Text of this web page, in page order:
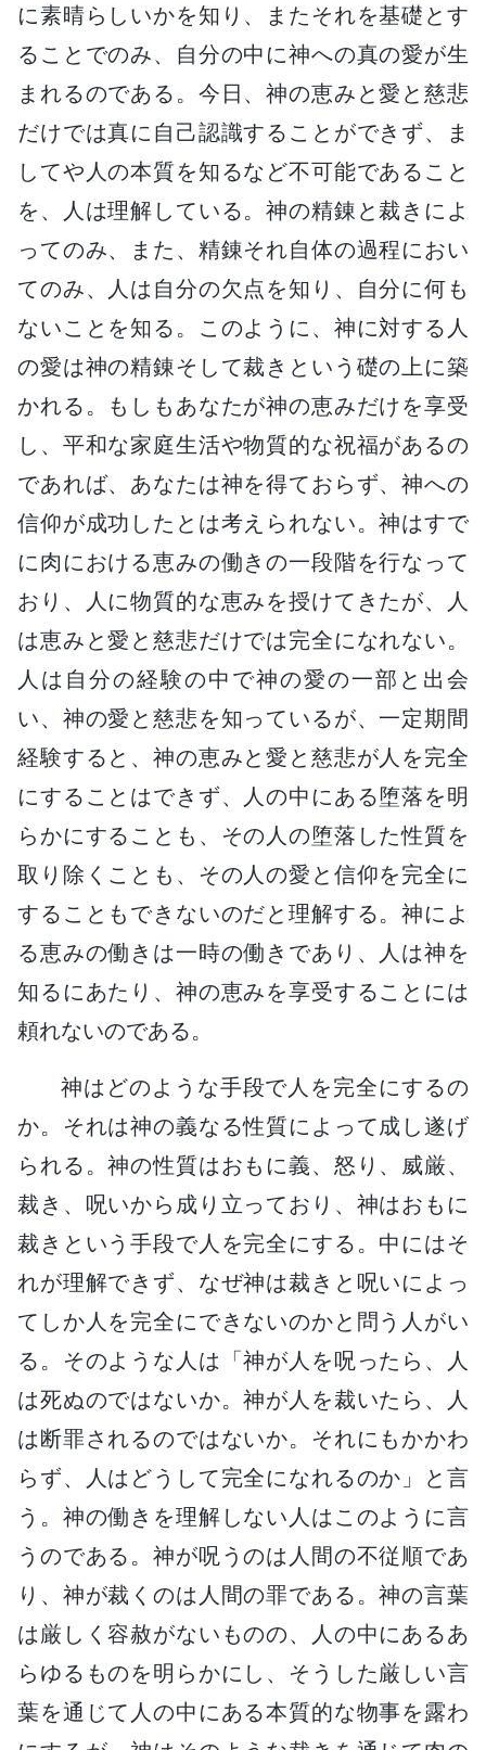
に素晴らしいかを知り、またそれを基礎とす
ることでのみ、自分の中に神への真の愛が生
まれるのである。今日、神の恵みと愛と慈悲
だけでは真に自己認識することができず、ま
してや人の本質を知るなど不可能であること
を、人は理解している。神の精錬と裁きによ
ってのみ、また、精錬それ自体の過程におい
てのみ、人は自分の欠点を知り、自分に何も
ないことを知る。このように、神に対する人
の愛は神の精錬そして裁きという礎の上に築
かれる。もしもあなたが神の恵みだけを享受
し、平和な家庭生活や物質的な祝福があるの
であれば、あなたは神を得ておらず、神への
信仰が成功したとは考えられない。神はすで
に肉における恵みの働きの一段階を行なって
おり、人に物質的な恵みを授けてきたが、人
は恵みと愛と慈悲だけでは完全になれない。
人は自分の経験の中で神の愛の一部と出会
い、神の愛と慈悲を知っているが、一定期間
経験すると、神の恵みと愛と慈悲が人を完全
にすることはできず、人の中にある堕落を明
らかにすることも、その人の堕落した性質を
取り除くことも、その人の愛と信仰を完全に
することもできないのだと理解する。神によ
る恵みの働きは一時の働きであり、人は神を
知るにあたり、神の恵みを享受することには
頼れないのである。
神はどのような手段で人を完全にするの
か。それは神の義なる性質によって成し遂げ
られる。神の性質はおもに義、怒り、威厳、
裁き、呪いから成り立っており、神はおもに
裁きという手段で人を完全にする。中にはそ
れが理解できず、なぜ神は裁きと呪いによっ
てしか人を完全にできないのかと問う人がい
る。そのような人は「神が人を呪ったら、人
は死ぬのではないか。神が人を裁いたら、人
は断罪されるのではないか。それにもかかわ
らず、人はどうして完全になれるのか」と言
う。神の働きを理解しない人はこのように言
うのである。神が呪うのは人間の不従順であ
り、神が裁くのは人間の罪である。神の言葉
は厳しく容赦がないものの、人の中にあるあ
らゆるものを明らかにし、そうした厳しい言
葉を通じて人の中にある本質的な物事を露わ